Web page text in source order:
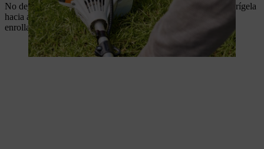
No dejes que la cuerda de arranque retroceda (sin sujetarla); dirígela
hacia atrás con cuidado para que la cuerda de arranque pueda
enrollarse correctamente.